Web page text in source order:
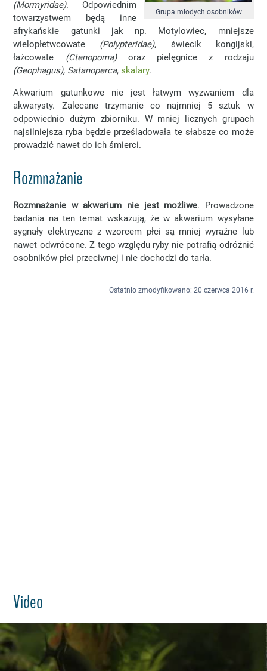
Grupa młodych osobników
(Mormyridae). Odpowiednim
towarzystwem będą inne
afrykańskie gatunki jak np. Motylowiec, mniejsze
wielopłetwcowate (Polypteridae), świecik kongijski,
łaźcowate (Ctenopoma)oraz pielęgnice z rodzaju
(Geophagus), Satanoperca,skalary.
Akwarium gatunkowe nie jest łatwym wyzwaniem dla
akwarysty. Zalecane trzymanie co najmniej 5 sztuk w
odpowiednio dużym zbiorniku. W mniej licznych grupach
najsilniejsza ryba będzie prześladowała te słabsze co może
prowadzić nawet do ich śmierci.
Rozmnażanie
Rozmnażanie w akwarium nie jest możliwe. Prowadzone
badania na ten temat wskazują, że w akwarium wysyłane
sygnały elektryczne z wzorcem płci są mniej wyraźne lub
nawet odwrócone. Z tego względu ryby nie potrafią odróżnić
osobników płci przeciwnej i nie dochodzi do tarła.
Ostatnio zmodyfikowano: 20 czerwca 2016 r.
Video